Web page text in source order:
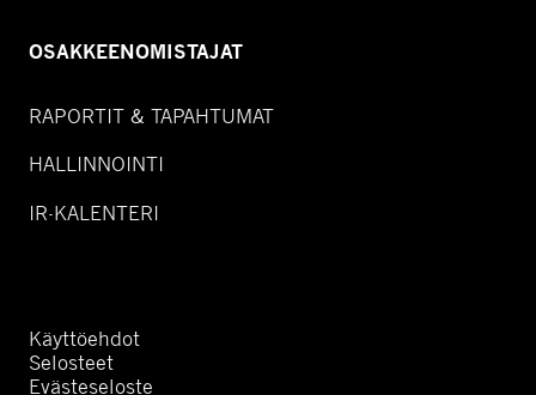
OSAKKEENOMISTAJAT
RAPORTIT & TAPAHTUMAT
HALLINNOINTI
IR-KALENTERI
Käyttöehdot
Selosteet
Evästeseloste